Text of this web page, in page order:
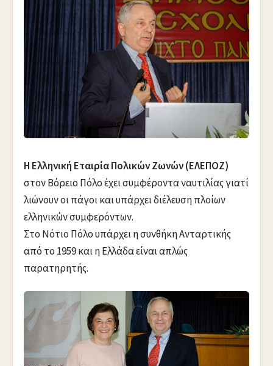
Η Ελληνική Εταιρία Πολικών Ζωνών (ΕΛΕΠΟΖ)
στον Βόρειο Πόλο έχει συμφέροντα ναυτιλίας γιατί
λιώνουν οι πάγοι και υπάρχει διέλευση πλοίων
ελληνικών συμφερόντων.
Στο Νότιο Πόλο υπάρχει η συνθήκη Ανταρτικής
από το 1959 και η Ελλάδα είναι απλώς
παρατηρητής.